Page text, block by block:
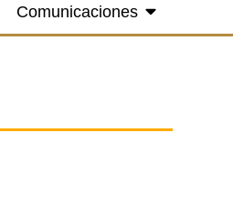
Comunicaciones